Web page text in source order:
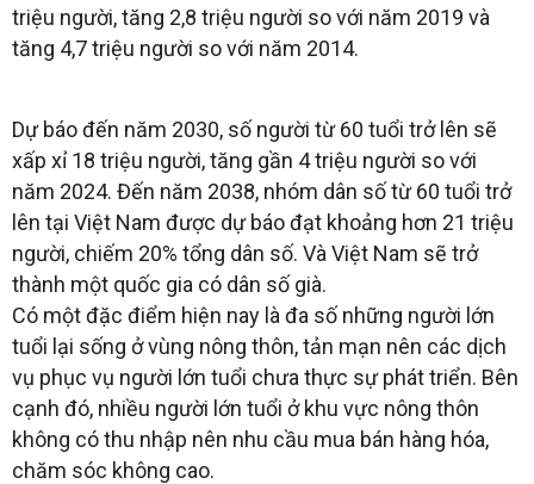
triệu người, tăng 2,8 triệu người so với năm 2019 và
tăng 4,7 triệu người so với năm 2014.
Dự báo đến năm 2030, số người từ 60 tuổi trở lên sẽ
xấp xỉ 18 triệu người, tăng gần 4 triệu người so với
năm 2024. Đến năm 2038, nhóm dân số từ 60 tuổi trở
lên tại Việt Nam được dự báo đạt khoảng hơn 21 triệu
người, chiếm 20% tổng dân số. Và Việt Nam sẽ trở
thành một quốc gia có dân số già.
Có một đặc điểm hiện nay là đa số những người lớn
tuổi lại sống ở vùng nông thôn, tản mạn nên các dịch
vụ phục vụ người lớn tuổi chưa thực sự phát triển. Bên
cạnh đó, nhiều người lớn tuổi ở khu vực nông thôn
không có thu nhập nên nhu cầu mua bán hàng hóa,
chăm sóc không cao.